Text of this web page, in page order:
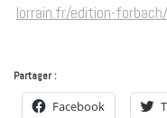
lorrain.fr/edition-
Partager :
Facebook